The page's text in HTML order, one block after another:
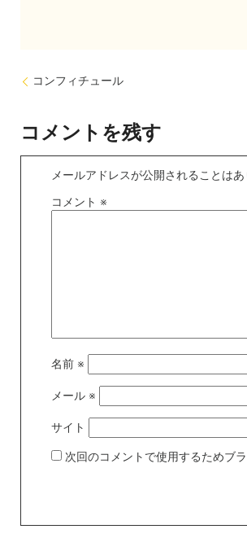
コンフィチュール
コメントを残す
メールアドレスが公開されることはあ
コメント ※
名前 ※
メール ※
サイト
次回のコメントで使用するためブ